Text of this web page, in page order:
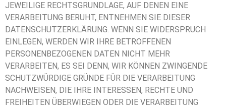
JEWEILIGE RECHTSGRUNDLAGE, AUF DENEN EINE
VERARBEITUNG BERUHT, ENTNEHMEN SIE DIESER
DATENSCHUTZERKLÄRUNG. WENN SIE WIDERSPRUCH
EINLEGEN, WERDEN WIR IHRE BETROFFENEN
PERSONENBEZOGENEN DATEN NICHT MEHR
VERARBEITEN, ES SEI DENN, WIR KÖNNEN ZWINGENDE
SCHUTZWÜRDIGE GRÜNDE FÜR DIE VERARBEITUNG
NACHWEISEN, DIE IHRE INTERESSEN, RECHTE UND
FREIHEITEN ÜBERWIEGEN ODER DIE VERARBEITUNG